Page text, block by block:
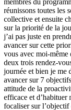
membres du
réunissons toutes les
collective et ensuite
sur la priorité de la
j’ai pas juste en
avancer sur cette
vous avec moi-même
deux trois rendez-
journée et bien je me
avancer sur 7
attitude de la
efficace et d’habituer
focaliser sur